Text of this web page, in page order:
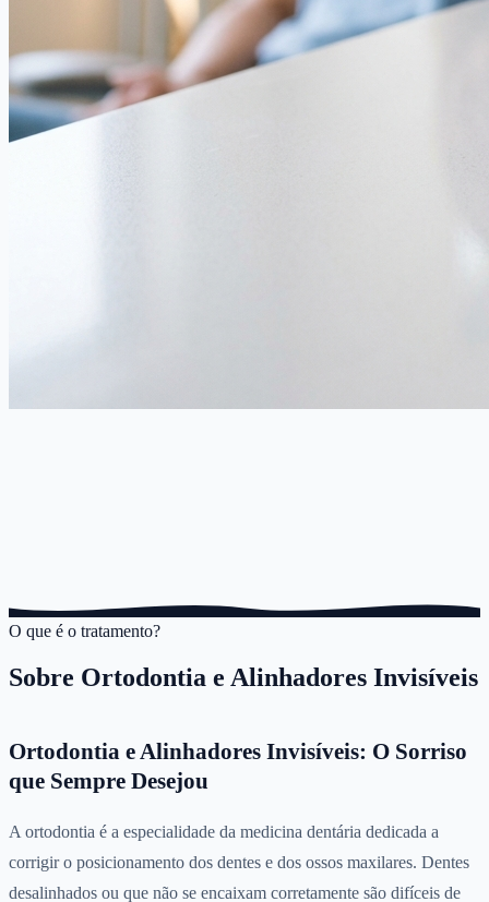
O que é o tratamento?
Sobre Ortodontia e Alinhadores Invisíveis
Ortodontia e Alinhadores Invisíveis: O Sorriso
que Sempre Desejou
A ortodontia é a especialidade da medicina dentária dedicada a
corrigir o posicionamento dos dentes e dos ossos maxilares. Dentes
desalinhados ou que não se encaixam corretamente são difíceis de